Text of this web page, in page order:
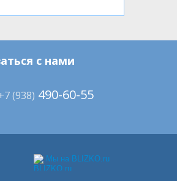
с нами
(938) 490-60-55
Мы на BLIZKO.ru